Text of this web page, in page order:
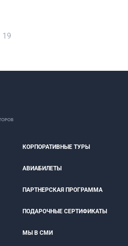
19
КОРПОРАТИВНЫЕ ТУРЫ
АВИАБИЛЕТЫ
ПАРТНЕРСКАЯ ПРОГРАММА
ПОДАРОЧНЫЕ СЕРТИФИКАТЫ
МЫ В СМИ